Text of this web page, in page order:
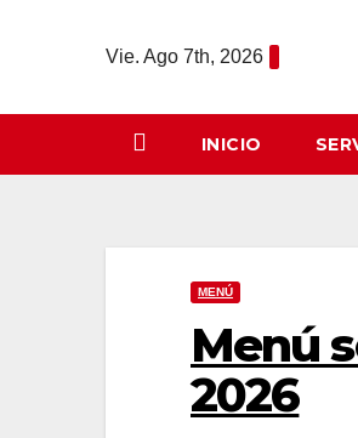
Vie. Ago 7th, 2026
INICIO
MENÚ
Menú
2026